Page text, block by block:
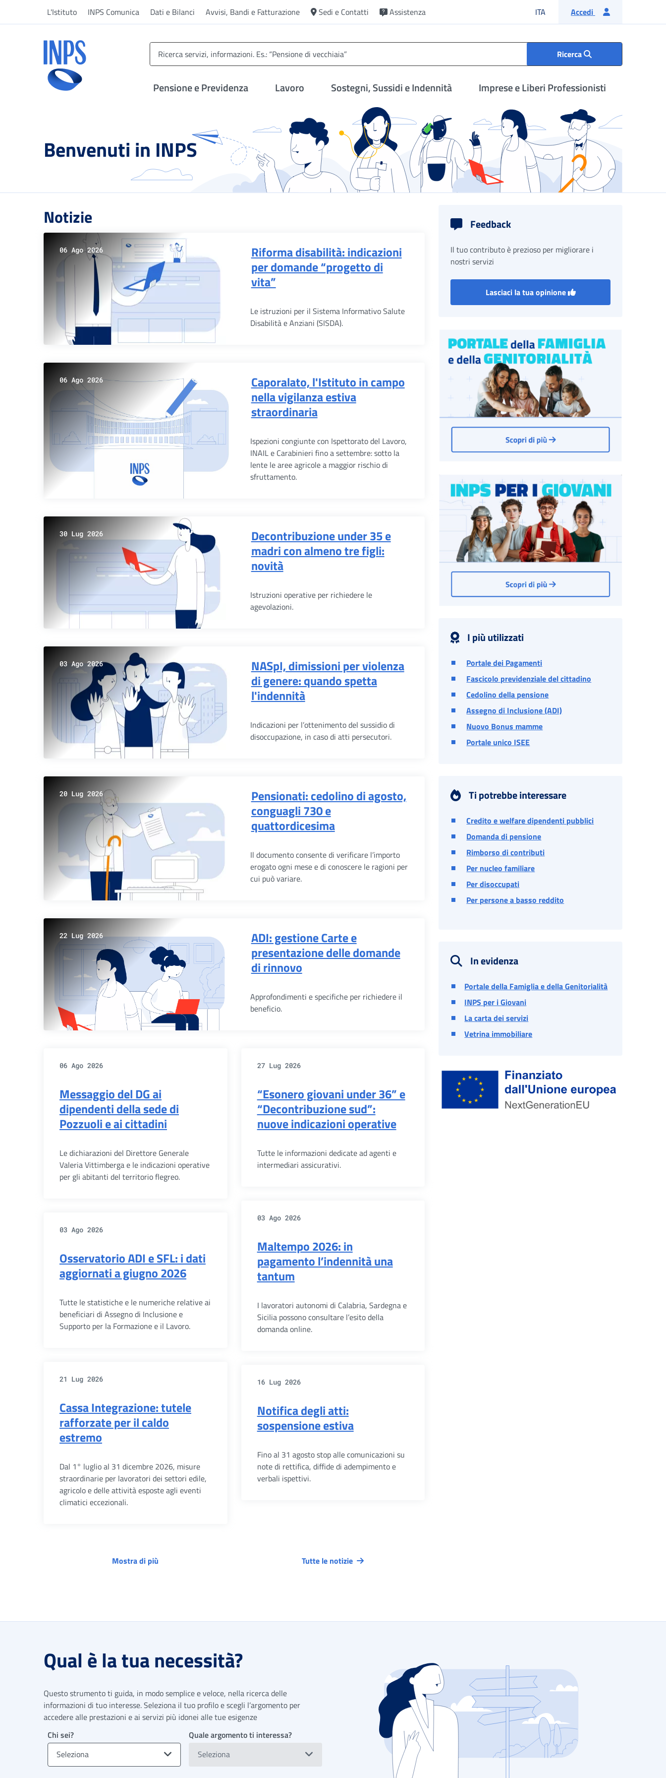
L'Istituto INPS Comunica Dati e Bilanci Avvisi, Bandi e Fatturazione Sedi e Contatti Assistenza ITA Lingua italiana
Accedi
Ricerca
Pensione e Previdenza Lavoro Sostegni, Sussidi e Indennità Imprese e Liberi Professionisti
Benvenuti in INPS
Notizie
06 Ago 2026
Riforma disabilità: indicazioni
per domande “progetto di
vita”
Le istruzioni per il Sistema Informativo Salute
Disabilità e Anziani (SISDA).
06 Ago 2026
Caporalato, l'Istituto in campo
nella vigilanza estiva
straordinaria
Ispezioni congiunte con Ispettorato del Lavoro,
INAIL e Carabinieri fino a settembre: sotto la
lente le aree agricole a maggior rischio di
sfruttamento.
30 Lug 2026
Decontribuzione under 35 e
madri con almeno tre figli:
novità
Istruzioni operative per richiedere le
agevolazioni.
03 Ago 2026
NASpI, dimissioni per violenza
di genere: quando spetta
l'indennità
Indicazioni per l’ottenimento del sussidio di
disoccupazione, in caso di atti persecutori.
20 Lug 2026
Pensionati: cedolino di agosto,
conguagli 730 e
quattordicesima
Il documento consente di verificare l’importo
erogato ogni mese e di conoscere le ragioni per
cui può variare.
22 Lug 2026
ADI: gestione Carte e
presentazione delle domande
di rinnovo
Approfondimenti e specifiche per richiedere il
beneficio.
06 Ago 2026
Messaggio del DG ai
dipendenti della sede di
Pozzuoli e ai cittadini
Le dichiarazioni del Direttore Generale
Valeria Vittimberga e le indicazioni operative
per gli abitanti del territorio flegreo.
27 Lug 2026
“Esonero giovani under 36” e
“Decontribuzione sud”:
nuove indicazioni operative
Tutte le informazioni dedicate ad agenti e
intermediari assicurativi.
03 Ago 2026
Osservatorio ADI e SFL: i dati
aggiornati a giugno 2026
Tutte le statistiche e le numeriche relative ai
beneficiari di Assegno di Inclusione e
Supporto per la Formazione e il Lavoro.
03 Ago 2026
Maltempo 2026: in
pagamento l’indennità una
tantum
I lavoratori autonomi di Calabria, Sardegna e
Sicilia possono consultare l’esito della
domanda online.
21 Lug 2026
Cassa Integrazione: tutele
rafforzate per il caldo
estremo
Dal 1° luglio al 31 dicembre 2026, misure
straordinarie per lavoratori dei settori edile,
agricolo e delle attività esposte agli eventi
climatici eccezionali.
16 Lug 2026
Notifica degli atti:
sospensione estiva
Fino al 31 agosto stop alle comunicazioni su
note di rettifica, diffide di adempimento e
verbali ispettivi.
Mostra di più Tutte le notizie
Feedback
Il tuo contributo è prezioso per migliorare i
nostri servizi
Lasciaci la tua opinione
I più utilizzati
Portale dei Pagamenti
Fascicolo previdenziale del cittadino
Cedolino della pensione
Assegno di Inclusione (ADI)
Nuovo Bonus mamme
Portale unico ISEE
Ti potrebbe interessare
Credito e welfare dipendenti pubblici
Domanda di pensione
Rimborso di contributi
Per nucleo familiare
Per disoccupati
Per persone a basso reddito
In evidenza
Portale della Famiglia e della Genitorialità
INPS per i Giovani
La carta dei servizi
Vetrina immobiliare
Qual è la tua necessità?
Questo strumento ti guida, in modo semplice e veloce, nella ricerca delle
informazioni di tuo interesse. Seleziona il tuo profilo e scegli l’argomento per
accedere alle prestazioni e ai servizi più idonei alle tue esigenze
Chi sei?
Seleziona
Quale argomento ti interessa?
Seleziona